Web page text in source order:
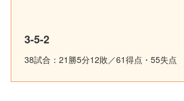
3-5-2
38試合：21勝5分12敗／61得点・55失点